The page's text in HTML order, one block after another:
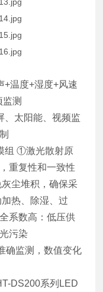
+温度+湿度+风速
测
、太阳能、视频监
组 ①激光散射原
重复性和一致性
尘堆积，确保采
热、除湿、过
系数高：低压供
污染
确监测，数值变化
DS200系列LED